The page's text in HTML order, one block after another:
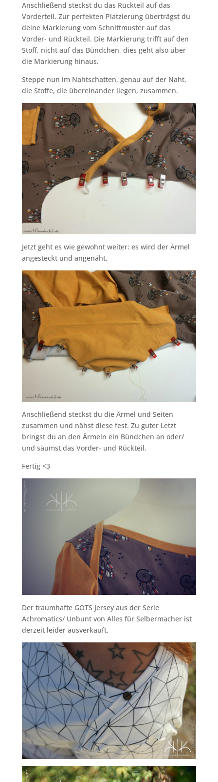
Anschließend steckst du das Rückteil auf das
Vorderteil. Zur perfekten Platzierung überträgst du
deine Markierung vom Schnittmuster auf das
Vorder- und Rückteil. Die Markierung trifft auf den
Stoff, nicht auf das Bündchen, dies geht also über
die Markierung hinaus.
Steppe nun im Nahtschatten, genau auf der Naht,
die Stoffe, die übereinander liegen, zusammen.
Jetzt geht es wie gewohnt weiter: es wird der Ärmel
angesteckt und angenäht.
Anschließend steckst du die Ärmel und Seiten
zusammen und nähst diese fest. Zu guter Letzt
bringst du an den Ärmeln ein Bündchen an oder/
und säumst das Vorder- und Rückteil.
Fertig <3
Der traumhafte GOTS Jersey aus der Serie
Achromatics/ Unbunt von Alles für Selbermacher ist
derzeit leider ausverkauft.